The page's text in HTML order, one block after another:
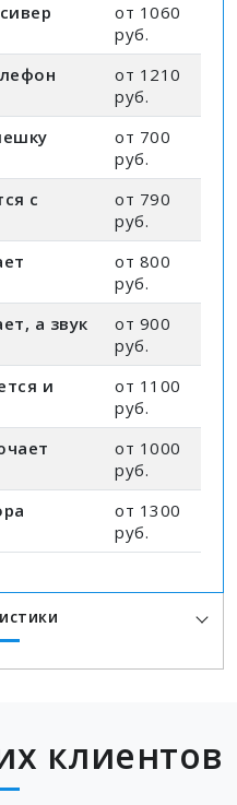
от 1060
руб.
от 1210
руб.
от 700
руб.
с
от 790
руб.
от 800
руб.
а звук
от 900
руб.
и
от 1100
руб.
от 1000
руб.
от 1300
руб.
клиентов